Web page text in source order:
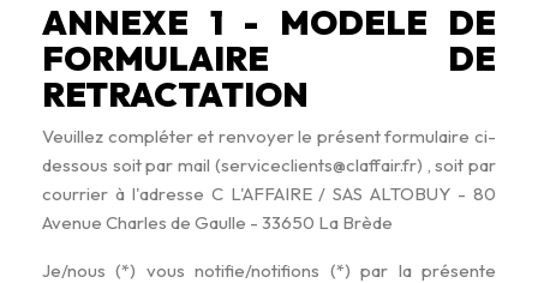
ANNEXE 1 - MODELE DE
FORMULAIRE DE
RETRACTATION
Veuillez compléter et renvoyer le présent formulaire ci-
dessous soit par mail (serviceclients@claffair.fr) , soit par
courrier à l'adresse C L'AFFAIRE / SAS ALTOBUY - 80
Avenue Charles de Gaulle - 33650 La Brède
Je/nous (*) vous notifie/notifions (*) par la présente